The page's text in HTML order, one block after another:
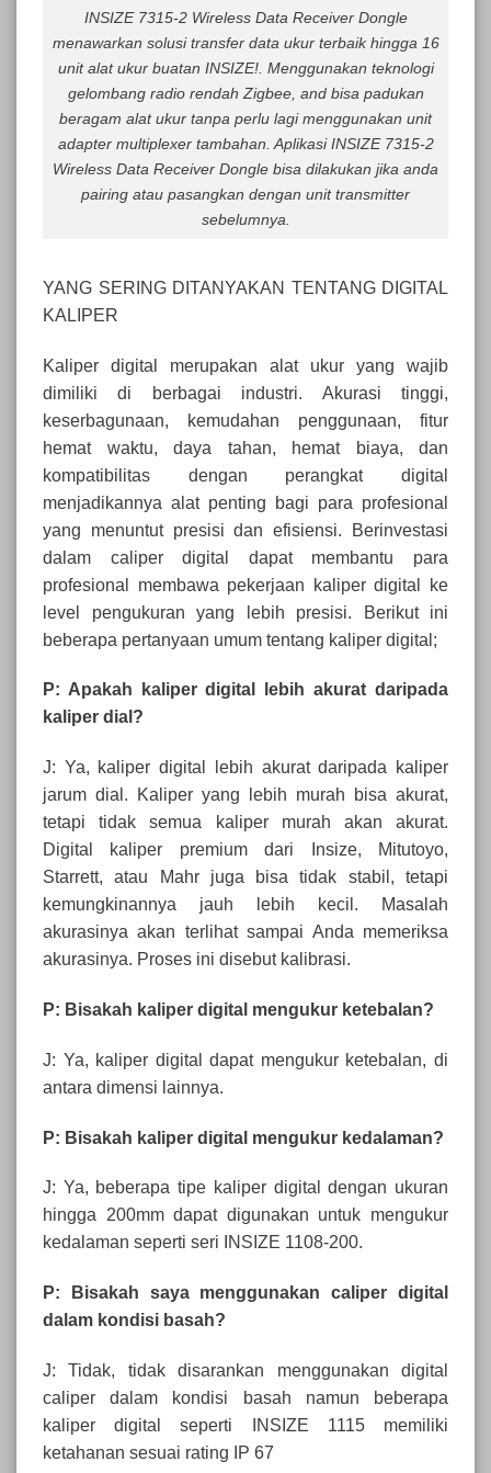
INSIZE 7315-2 Wireless Data Receiver Dongle
menawarkan solusi transfer data ukur terbaik hingga 16
unit alat ukur buatan INSIZE!. Menggunakan teknologi
gelombang radio rendah Zigbee, and bisa padukan
beragam alat ukur tanpa perlu lagi menggunakan unit
adapter multiplexer tambahan. Aplikasi INSIZE 7315-2
Wireless Data Receiver Dongle bisa dilakukan jika anda
pairing atau pasangkan dengan unit transmitter
sebelumnya.
YANG SERING DITANYAKAN TENTANG DIGITAL
KALIPER
Kaliper digital merupakan alat ukur yang wajib
dimiliki di berbagai industri. Akurasi tinggi,
keserbagunaan, kemudahan penggunaan, fitur
hemat waktu, daya tahan, hemat biaya, dan
kompatibilitas dengan perangkat digital
menjadikannya alat penting bagi para profesional
yang menuntut presisi dan efisiensi. Berinvestasi
dalam caliper digital dapat membantu para
profesional membawa pekerjaan kaliper digital ke
level pengukuran yang lebih presisi. Berikut ini
beberapa pertanyaan umum tentang kaliper digital;
P: Apakah kaliper digital lebih akurat daripada
kaliper dial?
J: Ya, kaliper digital lebih akurat daripada kaliper
jarum dial. Kaliper yang lebih murah bisa akurat,
tetapi tidak semua kaliper murah akan akurat.
Digital kaliper premium dari Insize, Mitutoyo,
Starrett, atau Mahr juga bisa tidak stabil, tetapi
kemungkinannya jauh lebih kecil. Masalah
akurasinya akan terlihat sampai Anda memeriksa
akurasinya. Proses ini disebut kalibrasi.
P: Bisakah kaliper digital mengukur ketebalan?
J: Ya, kaliper digital dapat mengukur ketebalan, di
antara dimensi lainnya.
P: Bisakah kaliper digital mengukur kedalaman?
J: Ya, beberapa tipe kaliper digital dengan ukuran
hingga 200mm dapat digunakan untuk mengukur
kedalaman seperti seri INSIZE 1108-200.
P: Bisakah saya menggunakan caliper digital
dalam kondisi basah?
J: Tidak, tidak disarankan menggunakan digital
caliper dalam kondisi basah namun beberapa
kaliper digital seperti INSIZE 1115 memiliki
ketahanan sesuai rating IP 67